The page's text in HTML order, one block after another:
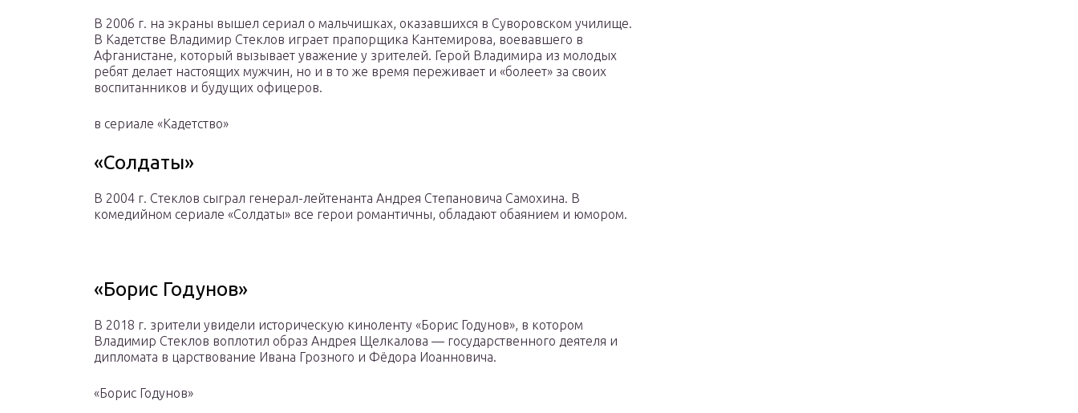
В 2006 г. на экраны вышел сериал о мальчишках, оказавшихся в Суворовском училище.
В Кадетстве Владимир Стеклов играет прапорщика Кантемирова, воевавшего в
Афганистане, который вызывает уважение у зрителей. Герой Владимира из молодых
ребят делает настоящих мужчин, но и в то же время переживает и «болеет» за своих
воспитанников и будущих офицеров.
в сериале «Кадетство»
«Солдаты»
В 2004 г. Стеклов сыграл генерал-лейтенанта Андрея Степановича Самохина. В
комедийном сериале «Солдаты» все герои романтичны, обладают обаянием и юмором.
«Борис Годунов»
В 2018 г. зрители увидели историческую киноленту «Борис Годунов», в котором
Владимир Стеклов воплотил образ Андрея Щелкалова — государственного деятеля и
дипломата в царствование Ивана Грозного и Фёдора Иоанновича.
«Борис Годунов»